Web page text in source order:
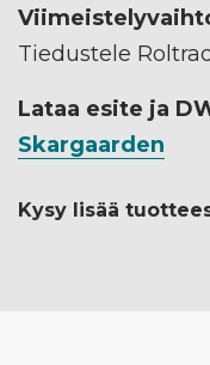
Tiedustele
Lataa esite ja
Skargaarden
Kysy lisää